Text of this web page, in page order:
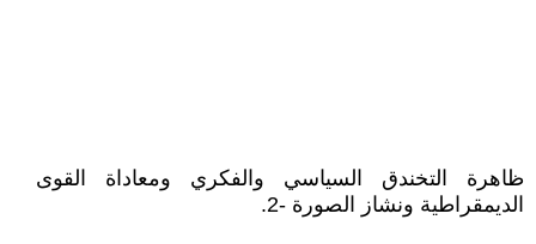
ظاهرة التخندق السياسي والفكري ومعاداة القوى
الديمقراطية ونشاز الصورة -2.